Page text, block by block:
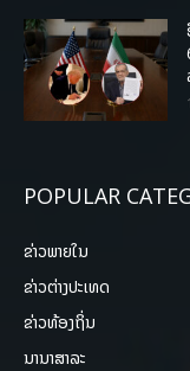
POPULAR
ຂ່າວພາຍ​ໃນ
ຂ່າວຕ່າງປະເທດ
ຂ່າວທ້ອງຖິ່ນ
ນານາສາລະ